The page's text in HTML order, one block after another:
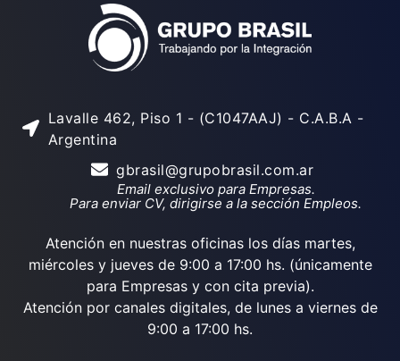
Lavalle 462, Piso 1 - (C1047AAJ) - C.A.B.A -
Argentina
gbrasil@grupobrasil.com.ar
Email exclusivo para Empresas.
Para enviar CV, dirigirse a la sección Empleos.
Atención en nuestras oficinas los días martes,
miércoles y jueves de 9:00 a 17:00 hs. (únicamente
para Empresas y con cita previa).
Atención por canales digitales, de lunes a viernes de
9:00 a 17:00 hs.